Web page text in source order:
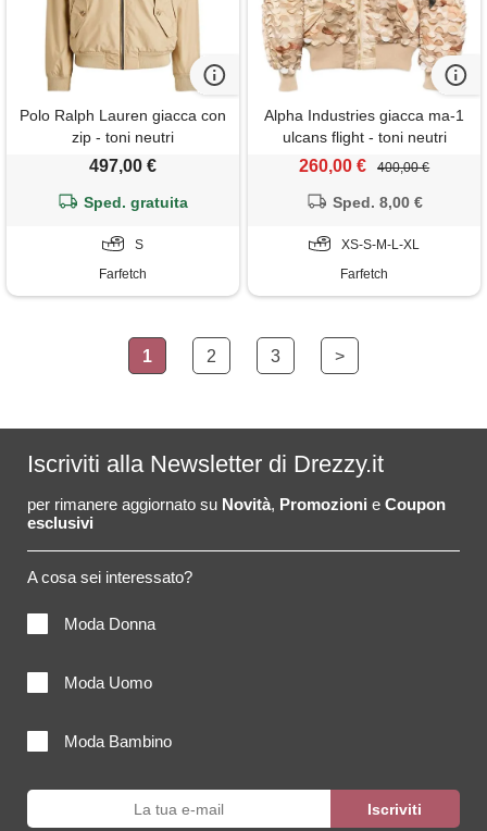
Polo Ralph Lauren giacca con
zip - toni neutri
497,00 €
Sped. gratuita
S
Farfetch
Alpha Industries giacca ma-1
ulcans flight - toni neutri
260,00 € 400,00 €
Sped. 8,00 €
XS-S-M-L-XL
Farfetch
1 2 3 >
Iscriviti alla Newsletter di Drezzy.it
per rimanere aggiornato su Novità, Promozioni e Coupon
esclusivi
A cosa sei interessato?
Moda Donna
Moda Uomo
Moda Bambino